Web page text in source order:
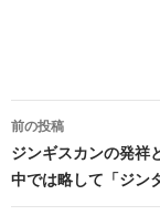
投
稿
ナ
前の投稿
ジンギスカンの発祥
中では略して「ジン